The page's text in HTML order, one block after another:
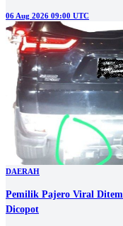
06 Aug 2026 09:00 UTC
DAERAH
Pemilik Pajero Viral
Dicopot